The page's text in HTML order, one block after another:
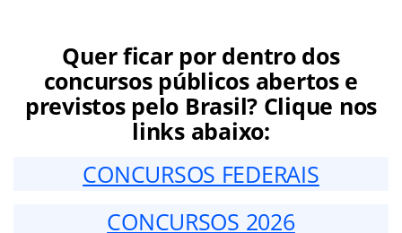
Quer ficar por dentro dos
concursos públicos abertos e
previstos pelo Brasil? Clique nos
links abaixo:
CONCURSOS FEDERAIS
CONCURSOS 2026